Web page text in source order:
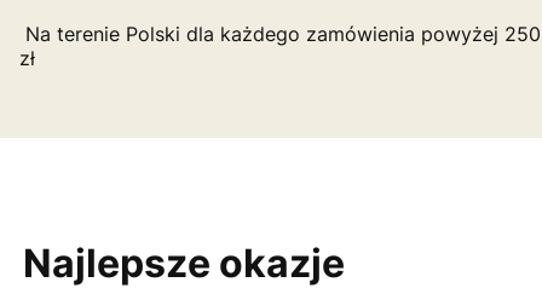
Na terenie Polski dla każdego zamówienia powyżej 250
zł
Najlepsze okazje